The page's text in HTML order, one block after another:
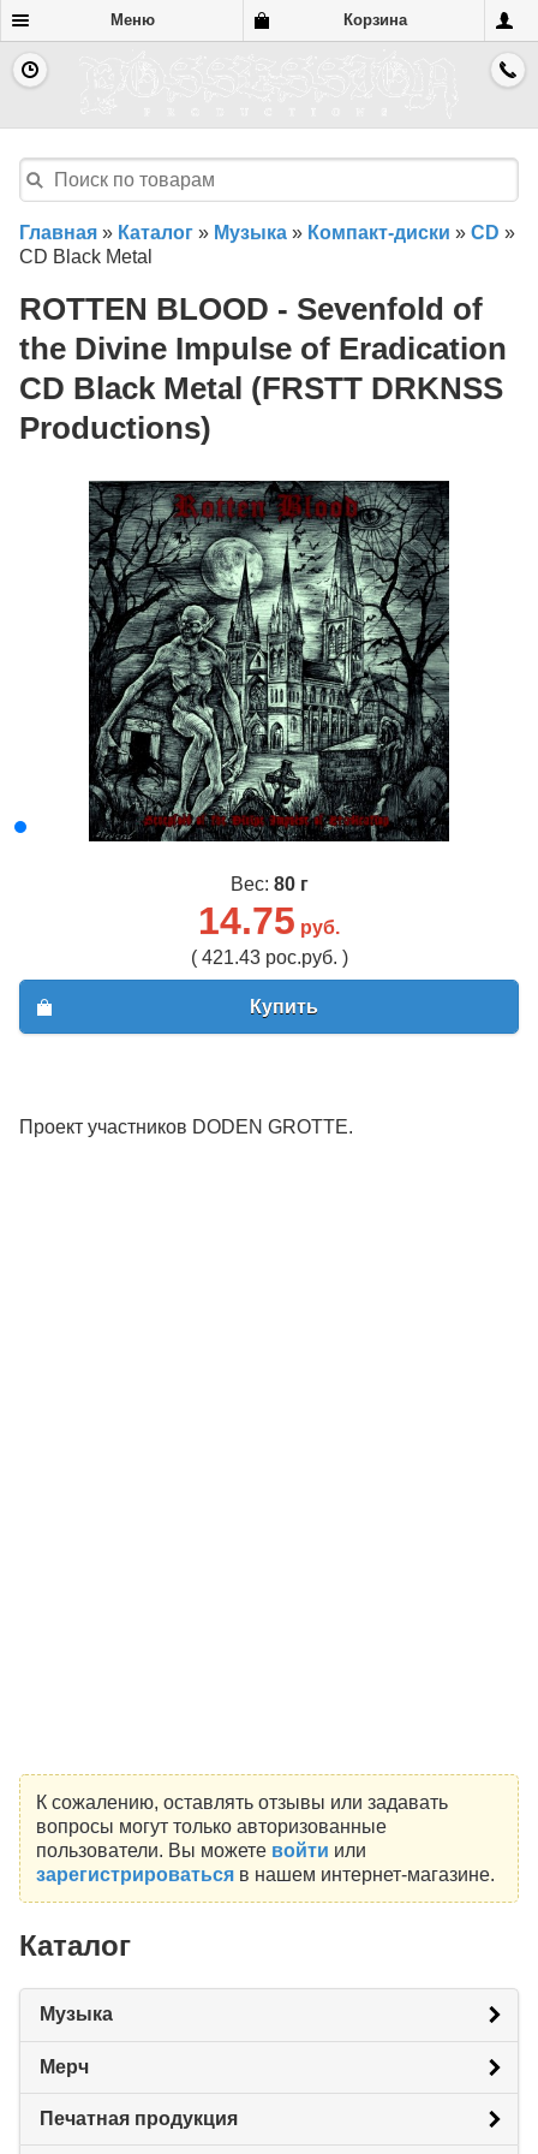
Меню Корзина
Главная » Каталог » Музыка » Компакт-диски » CD »
CD Black Metal
ROTTEN BLOOD - Sevenfold of
the Divine Impulse of Eradication
CD Black Metal (FRSTT DRKNSS
Productions)
Вес: 80 г
14.75 руб.
( 421.43 рос.руб. )
Купить
Проект участников DODEN GROTTE.
К сожалению, оставлять отзывы или задавать
вопросы могут только авторизованные
пользователи. Вы можете войти или
зарегистрироватьсяв нашем интернет-магазине.
Каталог
Музыка
Мерч
Печатная продукция